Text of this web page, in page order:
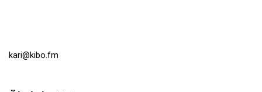
kari@kibo.fm